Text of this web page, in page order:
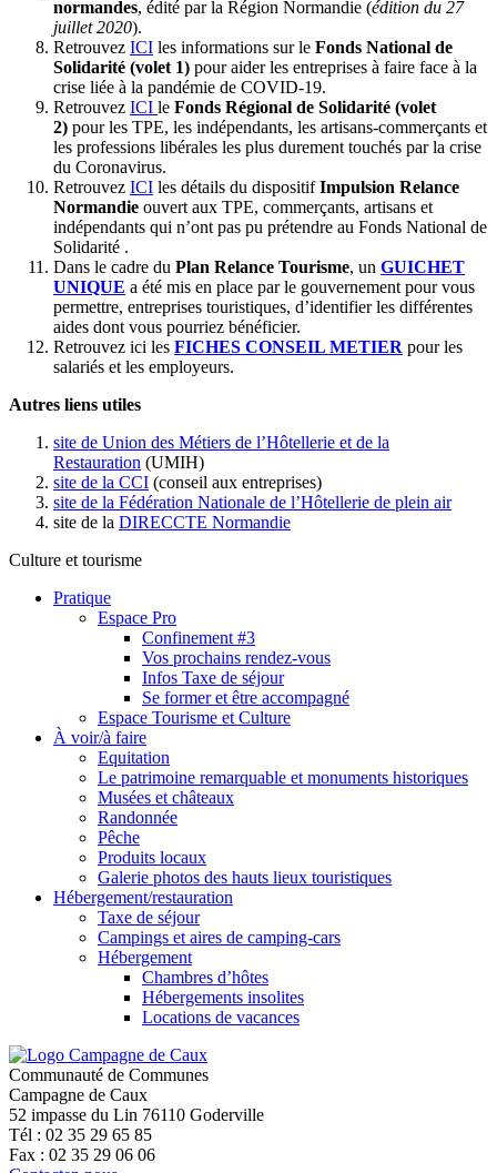
normandes, édité par la Région Normandie (édition du 27
juillet 2020).
Retrouvez ICI les informations sur le Fonds National de
Solidarité (volet 1) pour aider les entreprises à faire face à la
crise liée à la pandémie de COVID-19.
Retrouvez ICI le Fonds Régional de Solidarité (volet
2) pour les TPE, les indépendants, les artisans-commerçants et
les professions libérales les plus durement touchés par la crise
du Coronavirus.
Retrouvez ICI les détails du dispositifImpulsion Relance
Normandie ouvert aux TPE, commerçants, artisans et
indépendants qui n’ont pas pu prétendre au Fonds National de
Solidarité .
Dans le cadre du Plan Relance Tourisme, un GUICHET
UNIQUE a été mis en place par le gouvernement pour vous
permettre, entreprises touristiques, d’identifier les différentes
aides dont vous pourriez bénéficier.
Retrouvez ici les FICHES CONSEIL METIER pour les
salariés et les employeurs.
Autres liens utiles
site de Union des Métiers de l’Hôtellerie et de la
Restauration (UMIH)
site de la CCI (conseil aux entreprises)
site de la Fédération Nationale de l’Hôtellerie de plein air
site de la DIRECCTE Normandie
Culture et tourisme
Pratique
Espace Pro
Confinement #3
Vos prochains rendez-vous
Infos Taxe de séjour
Se former et être accompagné
Espace Tourisme et Culture
À voir/à faire
Equitation
Le patrimoine remarquable et monuments historiques
Musées et châteaux
Randonnée
Pêche
Produits locaux
Galerie photos des hauts lieux touristiques
Hébergement/restauration
Taxe de séjour
Campings et aires de camping-cars
Hébergement
Chambres d’hôtes
Hébergements insolites
Locations de vacances
Communauté de Communes
Campagne de Caux
52 impasse du Lin 76110 Goderville
Tél : 02 35 29 65 85
Fax : 02 35 29 06 06